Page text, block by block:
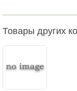
Товары других